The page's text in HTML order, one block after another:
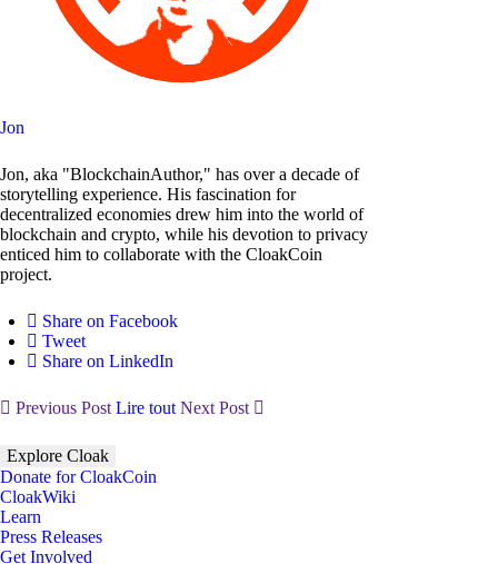
Jon
Jon, aka "BlockchainAuthor," has over a decade of
storytelling experience. His fascination for
decentralized economies drew him into the world of
blockchain and crypto, while his devotion to privacy
enticed him to collaborate with the CloakCoin
project.
Share on Facebook
Tweet
Share on LinkedIn
Previous Post Lire tout Next Post
Explore Cloak
Donate for CloakCoin
CloakWiki
Learn
Press Releases
Get Involved